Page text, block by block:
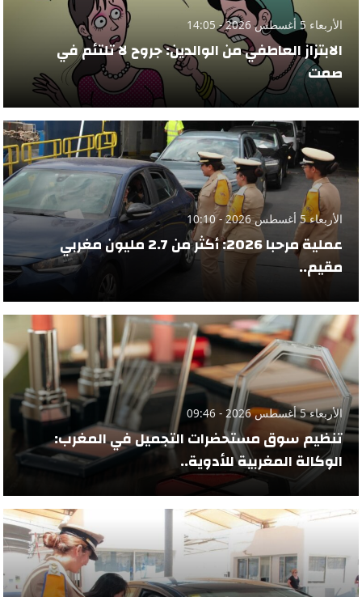
الأربعاء 5 أغسطس 2026 - 14:05
الابتزاز العاطفي من الوالدين: جروح لا تلتئم في
صمت
الأربعاء 5 أغسطس 2026 - 10:10
عملية مرحبا 2026: أكثر من 2.7 مليون مغربي
مقيم..
الأربعاء 5 أغسطس 2026 - 09:46
تنظيم سوق مستحضرات التجميل في المغرب:
الوكالة المغربية للأدوية..